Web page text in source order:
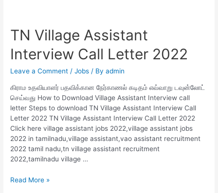
TN Village Assistant
Interview Call Letter 2022
Leave a Comment /Jobs / Byadmin
கிராம உதவியாளர் பதவிக்கான நேர்காணல் கடிதம் எவ்வாறு டவுன்லோட்
செய்வது How to Download Village Assistant Interview call
letter Steps to download TN Village Assistant Interview Call
Letter 2022 TN Village Assistant Interview Call Letter 2022
Click here village assistant jobs 2022,village assistant jobs
2022 in tamilnadu,village assistant,vao assistant recruitment
2022 tamil nadu,tn village assistant recruitment
2022,tamilnadu village …
TN
Read More »